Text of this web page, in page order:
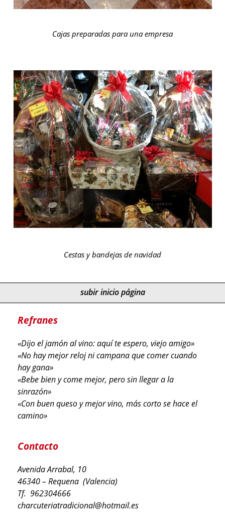
Cajas preparadas para una empresa
Cestas y bandejas de navidad
subir inicio página
Refranes
«Dijo el jamón al vino: aquí te espero, viejo amigo»
«No hay mejor reloj ni campana que comer cuando
hay gana»
«Bebe bien y come mejor, pero sin llegar a la
sinrazón»
«Con buen queso y mejor vino, más corto se hace el
camino»
Contacto
Avenida Arrabal, 10
46340 – Requena (Valencia)
Tf. 962304666
charcuteriatradicional@hotmail.es